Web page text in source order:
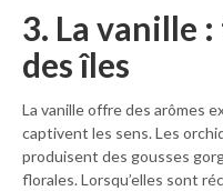
3. La vanille
des îles
La vanille offre des arômes
captivent les sens. Les
produisent des gousses
florales. Lorsqu’elles sont